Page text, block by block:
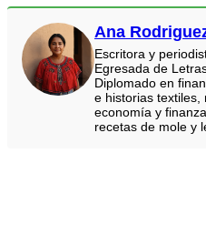
Ana
Escritora y
Egresada de
Diplomado en
e historias textiles,
economía y
recetas de mole y